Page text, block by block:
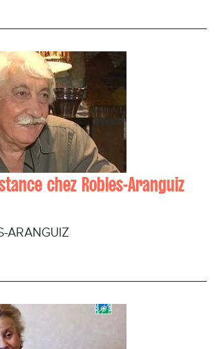
chez Robles-Aranguiz
ARANGUIZ